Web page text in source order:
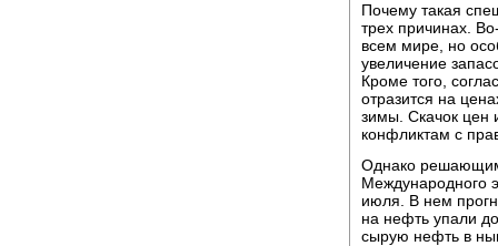
Почему такая
трех причинах.
всем мире, но
увеличение
Кроме того,
отразится на
зимы. Скачок цен
конфликтам с
Однако
Международного
июля. В нем
на нефть упали
сырую нефть в